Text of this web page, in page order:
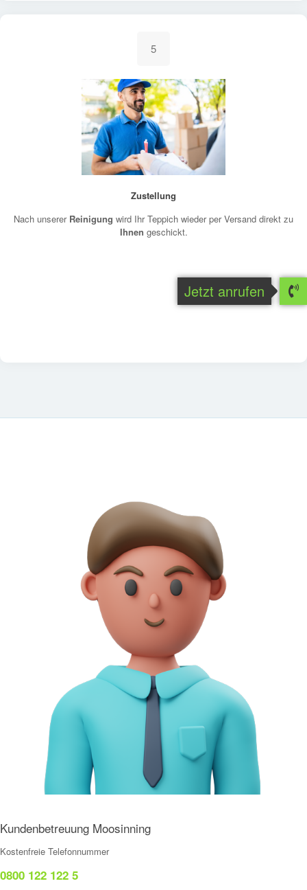
5
Zustellung
Nach unserer Reinigung wird Ihr Teppich wieder per Versand direkt zu
Ihnen geschickt.
Kundenbetreuung Moosinning
Kostenfreie Telefonnummer
0800 122 122 5
Jetzt anrufen